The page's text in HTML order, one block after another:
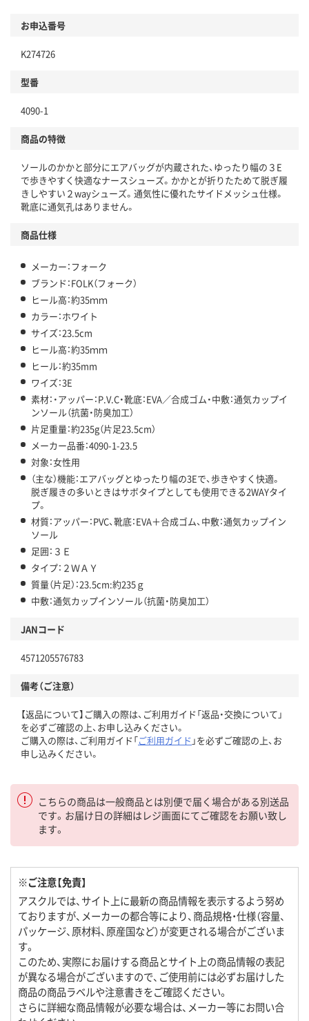
お申込番号
K274726
型番
4090-1
商品の特徴
ソールのかかと部分にエアバッグが内蔵された、ゆったり幅の３E
で歩きやすく快適なナースシューズ。かかとが折りたためて脱ぎ履
きしやすい２wayシューズ。通気性に優れたサイドメッシュ仕様。
靴底に通気孔はありません。
商品仕様
メーカー：フォーク
ブランド：FOLK（フォーク）
ヒール高：約35ｍｍ
カラー：ホワイト
サイズ：23.5cm
ヒール高：約35ｍｍ
ヒール：約35mm
ワイズ：3E
素材：・アッパー：P.V.C・靴底：EVA／合成ゴム・中敷：通気カップイ
ンソール（抗菌・防臭加工）
片足重量：約235g（片足23.5cm）
メーカー品番：4090-1-23.5
対象：女性用
（主な）機能：エアバッグとゆったり幅の3Eで、歩きやすく快適。
脱ぎ履きの多いときはサボタイプとしても使用できる2WAYタイ
プ。
材質：アッパー：PVC、靴底：EVA＋合成ゴム、中敷：通気カップイン
ソール
足囲：３Ｅ
タイプ：２ＷＡＹ
質量（片足）：23.5cm:約235ｇ
中敷：通気カップインソール（抗菌・防臭加工）
JANコード
4571205576783
備考（ご注意）
【返品について】ご購入の際は、ご利用ガイド「返品・交換について」
を必ずご確認の上、お申し込みください。
ご購入の際は、ご利用ガイド「ご利用ガイド 」を必ずご確認の上、お
申し込みください。
こちらの商品は一般商品とは別便で届く場合がある別送品
です。お届け日の詳細はレジ画面にてご確認をお願い致し
ます。
※ご注意【免責】
アスクルでは、サイト上に最新の商品情報を表示するよう努め
ておりますが、メーカーの都合等により、商品規格・仕様（容量、
パッケージ、原材料、原産国など）が変更される場合がございま
す。
このため、実際にお届けする商品とサイト上の商品情報の表記
が異なる場合がございますので、ご使用前には必ずお届けした
商品の商品ラベルや注意書きをご確認ください。
さらに詳細な商品情報が必要な場合は、メーカー等にお問い合